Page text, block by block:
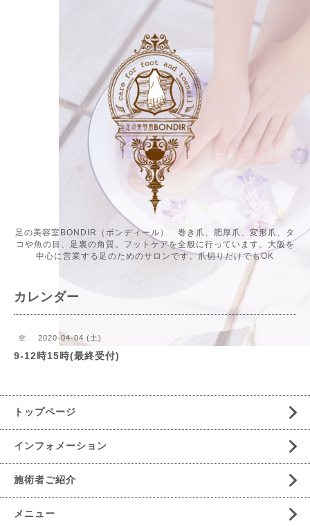
足の美容室BONDIR（ボンディール） 巻き爪、肥厚爪、変形爪、タ
コや魚の目、足裏の角質。フットケアを全般に行っています。大阪を
中心に営業する足のためのサロンです。爪切りだけでもOK
カレンダー
空 2020-04-04 (土)
9-12時15時(最終受付)
トップページ
インフォメーション
施術者ご紹介
メニュー